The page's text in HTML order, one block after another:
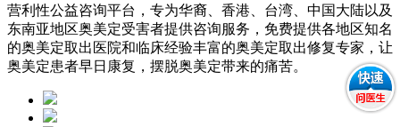
营利性公益咨询平台，专为华裔、香港、台湾、中国大陆以及
东南亚地区奥美定受害者提供咨询服务，免费提供各地区知名
的奥美定取出医院和临床经验丰富的奥美定取出修复专家，让
奥美定患者早日康复，摆脱奥美定带来的痛苦。